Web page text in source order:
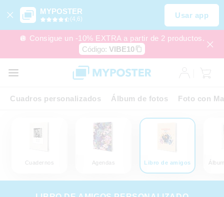
MYPOSTER
(4,6) Usar app
🪩 Consigue un -10% EXTRA a partir de 2 productos.
Código: VIBE10
Cuadros personalizados Álbum de fotos Foto con
Cuadernos Agendas Libro de amigos